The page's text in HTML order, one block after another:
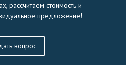
рассчитаем стоимость и
предложение!
вопрос